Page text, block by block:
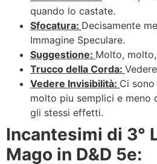
quando lo castate.
Sfocatura: Decisamente
Immagine Speculare.
Suggestione: Molto,
Trucco della Corda:
Vedere Invisibilità: Ci
molto piu semplici e meno
gli stessi effetti.
Incantesimi di 3°
Mago in D&D 5e: